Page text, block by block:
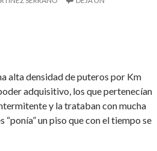
alta densidad de puteros por Km
adquisitivo, los que pertenecían
y la trataban con mucha
un piso que con el tiempo se